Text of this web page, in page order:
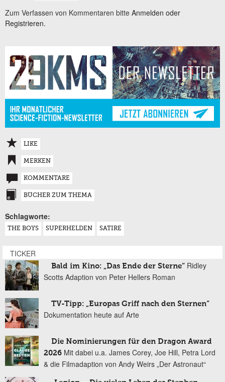
Zum Verfassen von Kommentaren bitte Anmelden oder
Registrieren.
LIKE
MERKEN
KOMMENTARE
BÜCHER ZUM THEMA
Schlagworte:
THE BOYS SUPERHELDEN SATIRE
TICKER
Bald im Kino: „Das Ende der Sterne“ Ridley
Scotts Adaption von Peter Hellers Roman
TV-Tipp: „Europas Griff nach den Sternen“
Dokumentation heute auf Arte
Die Nominierungen für den Dragon Award
2026 Mit dabei u.a. James Corey, Joe Hill, Petra Lord
& die Filmadaption von Andy Weirs „Der Astronaut“